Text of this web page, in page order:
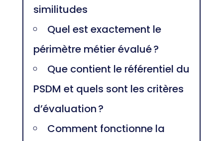
similitudes
Quel est exactement le
périmètre métier évalué ?
Que contient le référentiel du
PSDM et quels sont les critères
d’évaluation ?
Comment fonctionne la